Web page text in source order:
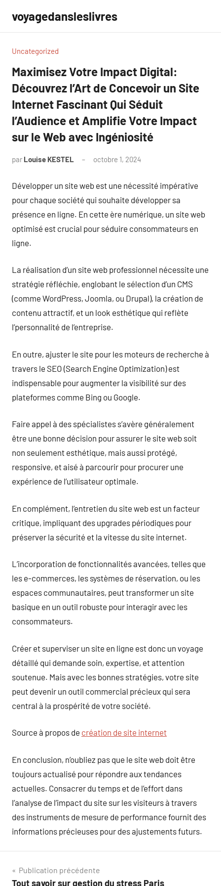
contenu
voyagedansleslivres
Uncategorized
Maximisez Votre Impact Digital:
Découvrez l’Art de Concevoir un Site
Internet Fascinant Qui Séduit
l’Audience et Amplifie Votre Impact
sur le Web avec Ingéniosité
par Louise KESTEL octobre 1, 2024
Développer un site web est une nécessité impérative
pour chaque société qui souhaite développer sa
présence en ligne. En cette ère numérique, un site web
optimisé est crucial pour séduire consommateurs en
ligne.
La réalisation d’un site web professionnel nécessite une
stratégie réfléchie, englobant le sélection d’un CMS
(comme WordPress, Joomla, ou Drupal), la création de
contenu attractif, et un look esthétique qui reflète
l’personnalité de l’entreprise.
En outre, ajuster le site pour les moteurs de recherche à
travers le SEO (Search Engine Optimization) est
indispensable pour augmenter la visibilité sur des
plateformes comme Bing ou Google.
Faire appel à des spécialistes s’avère généralement
être une bonne décision pour assurer le site web soit
non seulement esthétique, mais aussi protégé,
responsive, et aisé à parcourir pour procurer une
expérience de l’utilisateur optimale.
En complément, l’entretien du site web est un facteur
critique, impliquant des upgrades périodiques pour
préserver la sécurité et la vitesse du site internet.
L’incorporation de fonctionnalités avancées, telles que
les e-commerces, les systèmes de réservation, ou les
espaces communautaires, peut transformer un site
basique en un outil robuste pour interagir avec les
consommateurs.
Créer et superviser un site en ligne est donc un voyage
détaillé qui demande soin, expertise, et attention
soutenue. Mais avec les bonnes stratégies, votre site
peut devenir un outil commercial précieux qui sera
central à la prospérité de votre société.
Source à propos de création de site internet
En conclusion, n’oubliez pas que le site web doit être
toujours actualisé pour répondre aux tendances
actuelles. Consacrer du temps et de l’effort dans
l’analyse de l’impact du site sur les visiteurs à travers
des instruments de mesure de performance fournit des
informations précieuses pour des ajustements futurs.
Navigation
Publication précédente
Tout savoir sur gestion du stress Paris